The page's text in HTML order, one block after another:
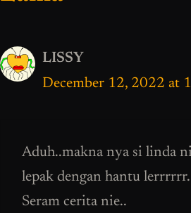
LISSY
December 12, 2022 at
Aduh..makna nya si linda
lepak dengan hantu
Seram cerita nie..